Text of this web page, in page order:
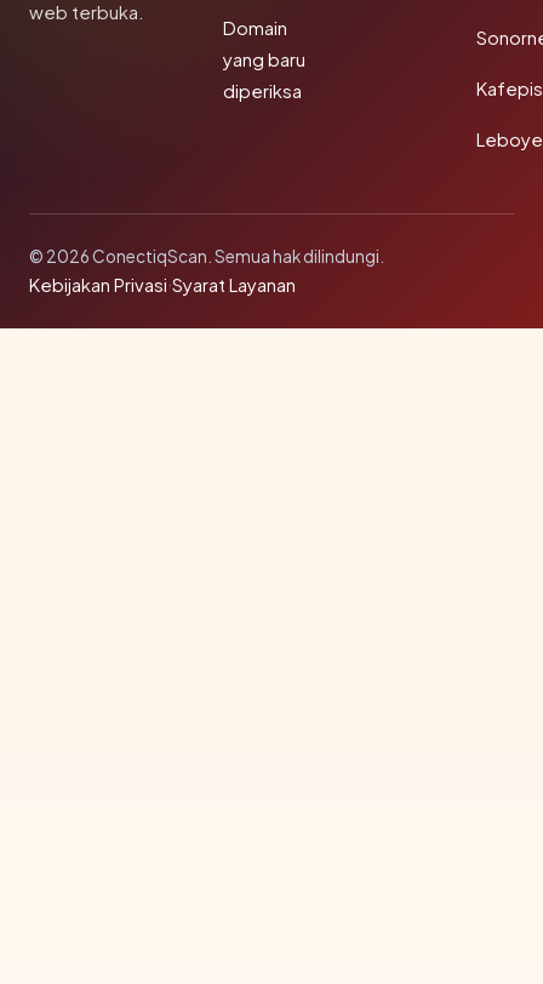
web terbuka.
Domain
yang baru
diperiksa
© 2026 ConectiqScan. Semua hak dilindungi.
Kebijakan Privasi·Syarat Layanan